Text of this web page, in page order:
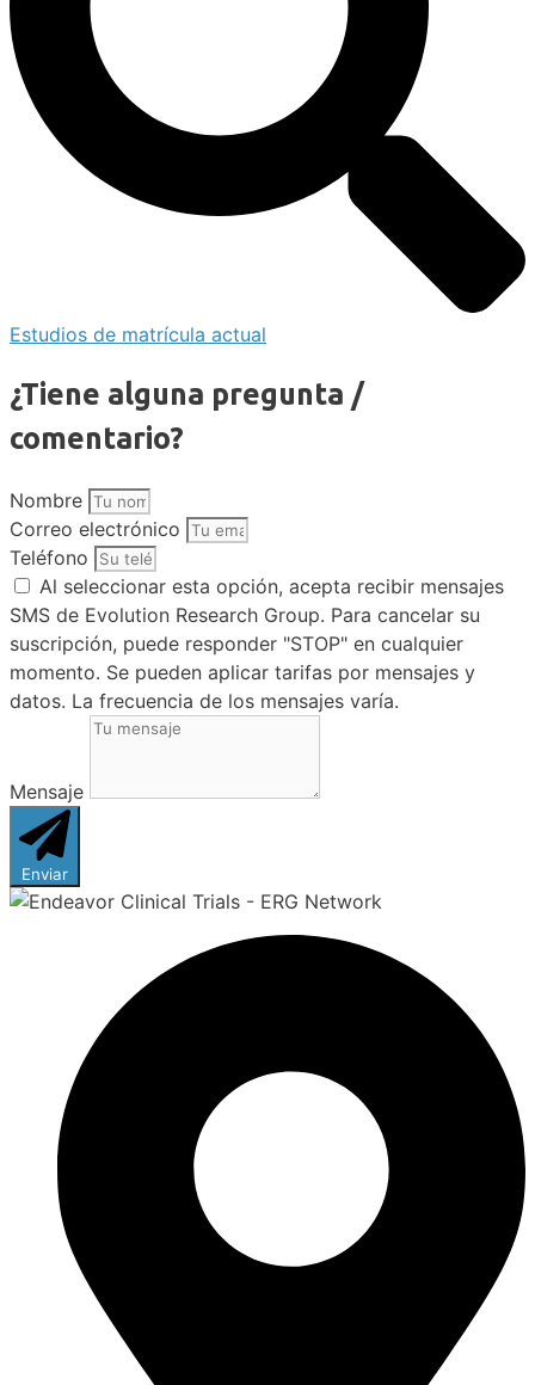
Estudios de matrícula actual
¿Tiene alguna pregunta /
comentario?
Nombre
Correo electrónico
Teléfono
Al seleccionar esta opción, acepta recibir mensajes
SMS de Evolution Research Group. Para cancelar su
suscripción, puede responder "STOP" en cualquier
momento. Se pueden aplicar tarifas por mensajes y
datos. La frecuencia de los mensajes varía.
Mensaje
Enviar